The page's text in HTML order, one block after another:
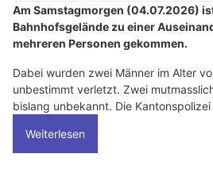
Am Samstagmorgen (04.07.2026)
Bahnhofsgelände zu einer
mehreren Personen gekommen.
Dabei wurden zwei Männer im Alter
unbestimmt verletzt. Zwei
bislang unbekannt. Die
Weiterlesen